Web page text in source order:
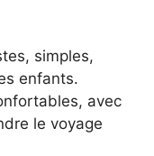
simples,
enfants.
avec
le voyage